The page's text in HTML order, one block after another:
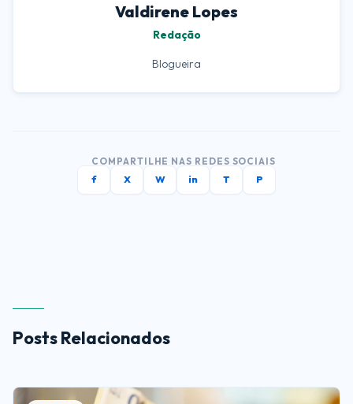
Valdirene Lopes
Redação
Blogueira
COMPARTILHE NAS REDES SOCIAIS
f
X W in T P
Posts Relacionados